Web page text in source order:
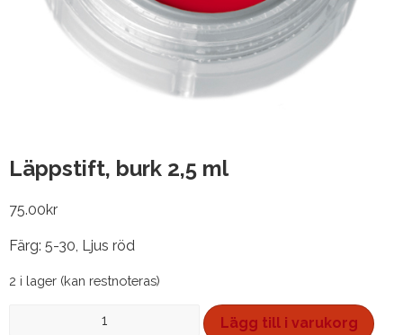
Läppstift, burk 2,5 ml
75.00kr
Färg: 5-30, Ljus röd
2 i lager (kan restnoteras)
Lägg till i varukorg